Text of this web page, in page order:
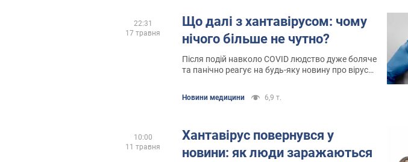
Що далі з хантавірусом: чому
нічого більше не чутно?
Після подій навколо COVID людство дуже боляче
та панічно реагує на будь-яку новину про віруси,
маніпулюють
Новини медицини 6,9 т.
22:31
17 травня
Хантавірус повернувся у
новини: як люди заражаються
10:00
11 травня